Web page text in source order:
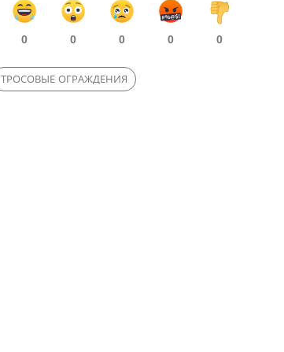
0 0 0 0 0
ТРОСОВЫЕ ОГРАЖДЕНИЯ